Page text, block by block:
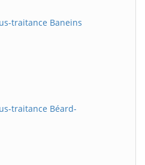
traitance Baneins
traitance Béard-